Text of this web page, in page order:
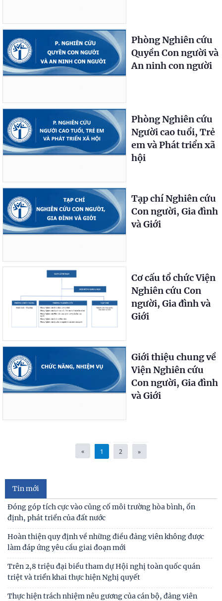
Phòng Nghiên cứu
Quyền Con người và
An ninh con người
Phòng Nghiên cứu
Người cao tuổi, Trẻ
em và Phát triển xã
hội
Tạp chí Nghiên cứu
Con người, Gia đình
và Giới
Cơ cấu tổ chức Viện
Nghiên cứu Con
người, Gia đình và
Giới
Giới thiệu chung về
Viện Nghiên cứu
Con người, Gia đình
và Giới
« 1 2 »
Tin mới
Đóng góp tích cực vào củng cố môi trường hòa bình, ổn
định, phát triển của đất nước
Hoàn thiện quy định về những điều đảng viên không được
làm đáp ứng yêu cầu giai đoạn mới
Trên 2,8 triệu đại biểu tham dự Hội nghị toàn quốc quán
triệt và triển khai thực hiện Nghị quyết
Thực hiện trách nhiệm nêu gương của cán bộ, đảng viên